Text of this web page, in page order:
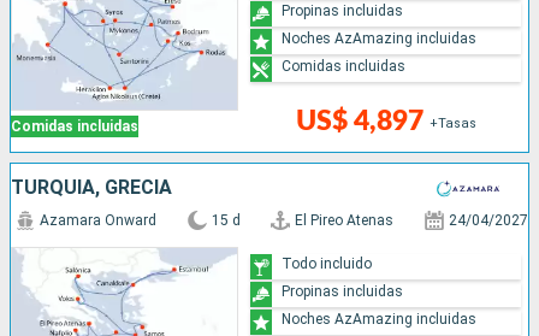
Comidas incluidas US$ 4,897 +Tasas
Propinas incluidas
Noches AzAmazing incluidas
Comidas incluidas
TURQUÍA, GRECIA
Azamara Onward 15 d El Pireo Atenas 24/04/2027
Todo incluido
Propinas incluidas
Noches AzAmazing incluidas